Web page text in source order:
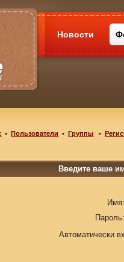
Новости
•Пользователи •Группы •
Введите ваше
Имя:
Пароль:
Автоматически